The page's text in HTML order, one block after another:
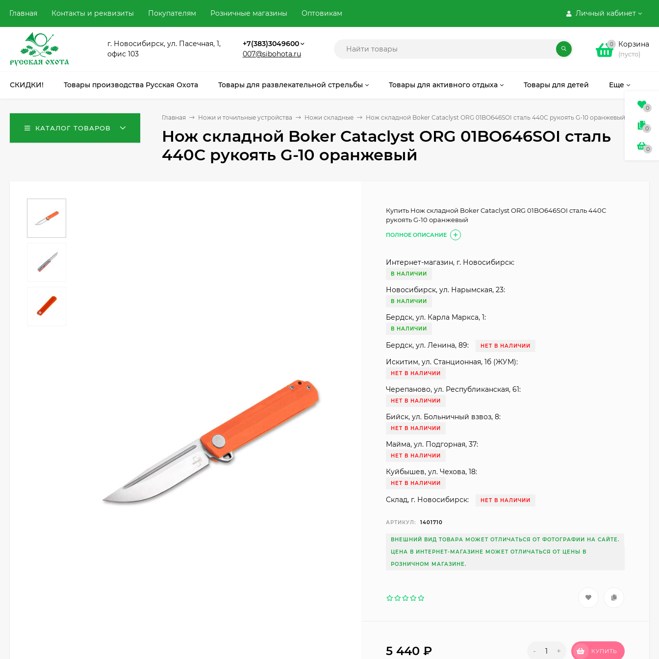
Личный кабинет
Главная Контакты и реквизиты Покупателям Розничные магазины Оптовикам
г. Новосибирск, ул. Пасечная, 1,
офис 103
+7(383)3049600
007@sibohota.ru
0 Корзина
(пусто)
СКИДКИ! Товары производства Русская Охота Товары для развлекательной стрельбы Товары для активного отдыха Товары для детей Еще
КАТАЛОГ ТОВАРОВ
Главная Ножи и точильные устройства Ножи складные Нож складной Boker Cataclyst ORG 01BO646SOI сталь 440С рукоять G-10 оранжевый
Нож складной Boker Cataclyst ORG 01BO646SOI сталь
440С рукоять G-10 оранжевый
Купить Нож складной Boker Cataclyst ORG 01BO646SOI сталь 440С
рукоять G-10 оранжевый
ПОЛНОЕ ОПИСАНИЕ
Интернет-магазин, г. Новосибирск:
В НАЛИЧИИ
Новосибирск, ул. Нарымская, 23:
В НАЛИЧИИ
Бердск, ул. Карла Маркса, 1:
В НАЛИЧИИ
Бердск, ул. Ленина, 89: НЕТ В НАЛИЧИИ
Искитим, ул. Станционная, 1б (ЖУМ):
НЕТ В НАЛИЧИИ
Черепаново, ул. Республиканская, 61:
НЕТ В НАЛИЧИИ
Бийск, ул. Больничный взвоз, 8:
НЕТ В НАЛИЧИИ
Майма, ул. Подгорная, 37:
НЕТ В НАЛИЧИИ
Куйбышев, ул. Чехова, 18:
НЕТ В НАЛИЧИИ
Склад, г. Новосибирск: НЕТ В НАЛИЧИИ
АРТИКУЛ: 1401710
ВНЕШНИЙ ВИД ТОВАРА МОЖЕТ ОТЛИЧАТЬСЯ ОТ ФОТОГРАФИИ НА САЙТЕ.
ЦЕНА В ИНТЕРНЕТ-МАГАЗИНЕ МОЖЕТ ОТЛИЧАТЬСЯ ОТ ЦЕНЫ В
РОЗНИЧНОМ МАГАЗИНЕ.
5 440₽ - + КУПИТЬ
0
0
0